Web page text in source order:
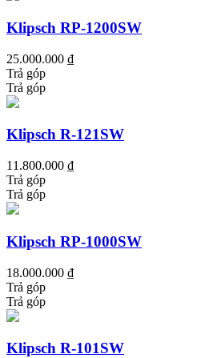
Klipsch RP-1200SW
25.000.000 ₫
Trả góp
Trả góp
Klipsch R-121SW
11.800.000 ₫
Trả góp
Trả góp
Klipsch RP-1000SW
18.000.000 ₫
Trả góp
Trả góp
Klipsch R-101SW